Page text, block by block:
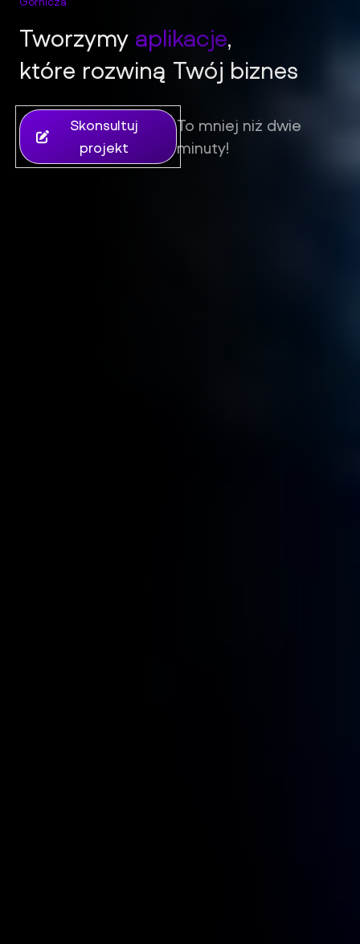
iFil Group - Tworzenie stron internetowych, sklepów i
Tworzymy aplikacje,
które rozwiną Twój biznes
Skonsultuj
projekt
To mniej niż dwie
minuty!